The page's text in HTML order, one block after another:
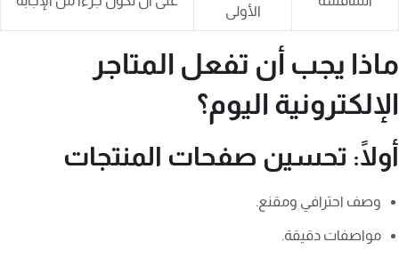
الأولى
ماذا يجب أن تفعل المتاجر
الإلكترونية اليوم؟
أولًا: تحسين صفحات المنتجات
وصف احترافي ومقنع.
مواصفات دقيقة.